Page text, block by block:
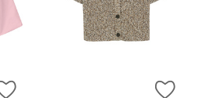
ZUR WUNSCHLISTE HINZUFÜGEN
ZUR